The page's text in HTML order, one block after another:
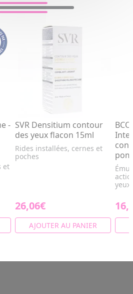
-
et
SVR Densitium contour
des yeux flacon 15ml
Rides installées, cernes et
poches
26,06€
AJOUTER AU PANIER
yeux.